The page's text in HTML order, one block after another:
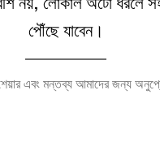
পৌঁছে যাবেন।
এবং মন্তব্য আমাদের জন্য